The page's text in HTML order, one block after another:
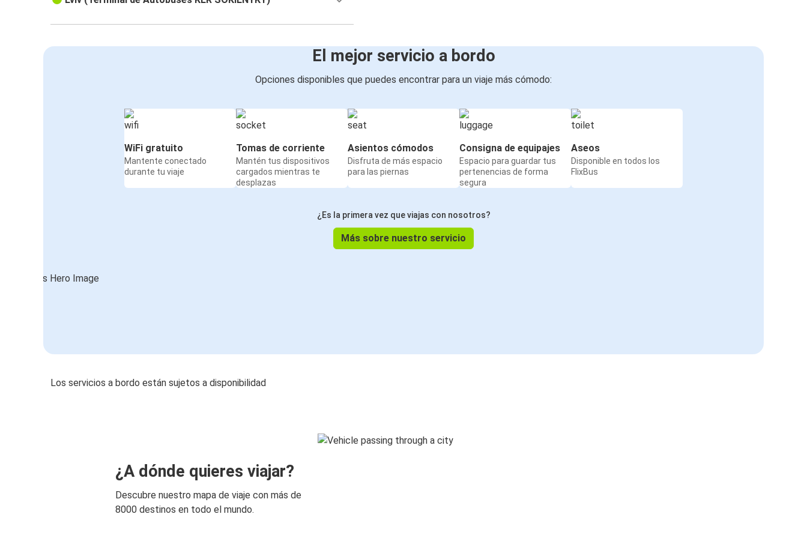
El mejor servicio a bordo
Opciones disponibles que puedes encontrar para un viaje más cómodo:
WiFi gratuito
Mantente conectado
durante tu viaje
Tomas de corriente
Mantén tus dispositivos
cargados mientras te
desplazas
Asientos cómodos
Disfruta de más espacio
para las piernas
Consigna de equipajes
Espacio para guardar tus
pertenencias de forma
segura
Aseos
Disponible en todos los
FlixBus
¿Es la primera vez que viajas con nosotros?
Más sobre nuestro servicio
Los servicios a bordo están sujetos a disponibilidad
¿A dónde quieres viajar?
Descubre nuestro mapa de viaje con más de
8000 destinos en todo el mundo.